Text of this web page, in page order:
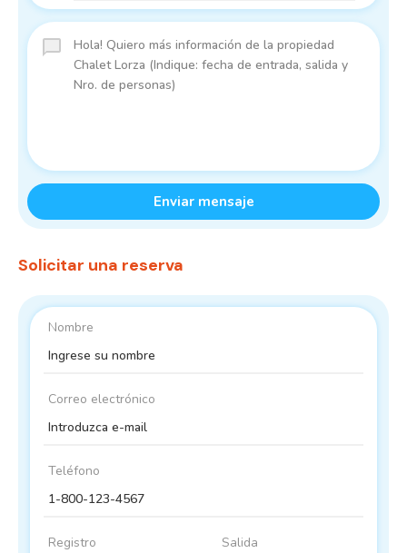
Enviar mensaje
Solicitar una reserva
Nombre
Correo electrónico
Teléfono
Registro Salida